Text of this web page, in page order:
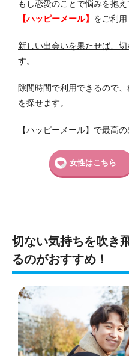
もし恋愛のことで悩みを抱え
【ハッピーメール】 をご利用
新しい出会いを果たせば、
す。
隙間時間で利用できるので
を探せます。
【ハッピーメール】で最高
女性はこちら
切ない気持ちを吹き
るのがおすすめ！